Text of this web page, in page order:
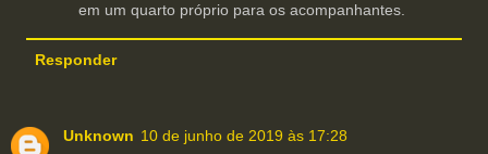
em um quarto próprio para os acompanhantes.
Responder
Unknown 10 de junho de 2019 às 17:28